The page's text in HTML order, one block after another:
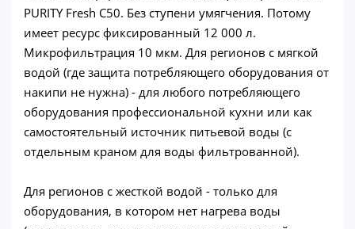
PURITY Fresh C50. Без ступени умягчения. Потому
имеет ресурс фиксированный 12 000 л.
Микрофильтрация 10 мкм. Для регионов с мягкой
водой (где защита потребляющего оборудования от
накипи не нужна) - для любого потребляющего
оборудования профессиональной кухни или как
самостоятельный источник питьевой воды (с
отдельным краном для воды фильтрованной).
Для регионов с жесткой водой - только для
оборудования, в котором нет нагрева воды